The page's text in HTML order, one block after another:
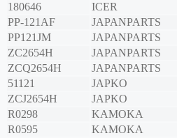
180646
ICER
PP-121AF
JAPANPARTS
PP121JM
JAPANPARTS
ZC2654H
JAPANPARTS
ZCQ2654H
JAPANPARTS
51121
JAPKO
ZCJ2654H
JAPKO
R0298
KAMOKA
R0595
KAMOKA